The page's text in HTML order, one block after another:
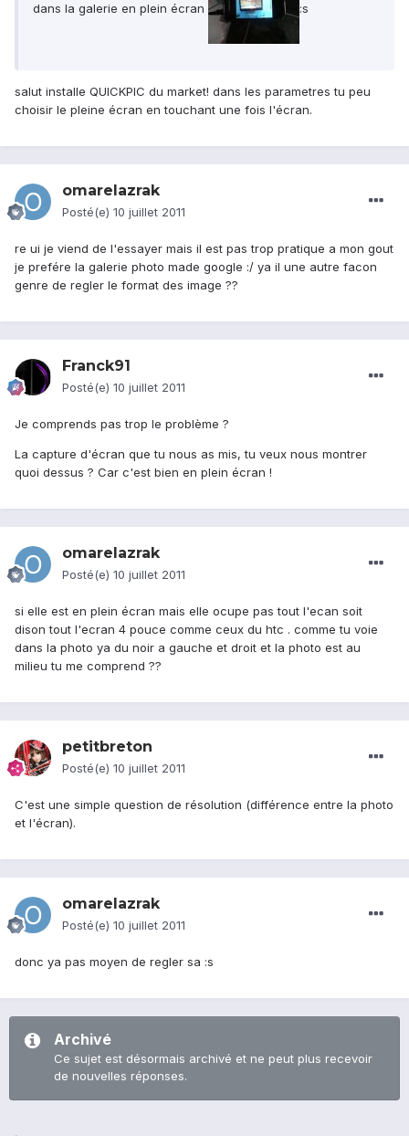
dans la galerie en plein écran :s
salut installe QUICKPIC du market! dans les parametres tu peu
choisir le pleine écran en touchant une fois l'écran.
omarelazrak
Posté(e) 10 juillet 2011
re ui je viend de l'essayer mais il est pas trop pratique a mon gout
je prefére la galerie photo made google :/ ya il une autre facon
genre de regler le format des image ??
Franck91
Posté(e) 10 juillet 2011
Je comprends pas trop le problème ?
La capture d'écran que tu nous as mis, tu veux nous montrer
quoi dessus ? Car c'est bien en plein écran !
omarelazrak
Posté(e) 10 juillet 2011
si elle est en plein écran mais elle ocupe pas tout l'ecan soit
dison tout l'ecran 4 pouce comme ceux du htc . comme tu voie
dans la photo ya du noir a gauche et droit et la photo est au
milieu tu me comprend ??
petitbreton
Posté(e) 10 juillet 2011
C'est une simple question de résolution (différence entre la photo
et l'écran).
omarelazrak
Posté(e) 10 juillet 2011
donc ya pas moyen de regler sa :s
Archivé
Ce sujet est désormais archivé et ne peut plus recevoir
de nouvelles réponses.